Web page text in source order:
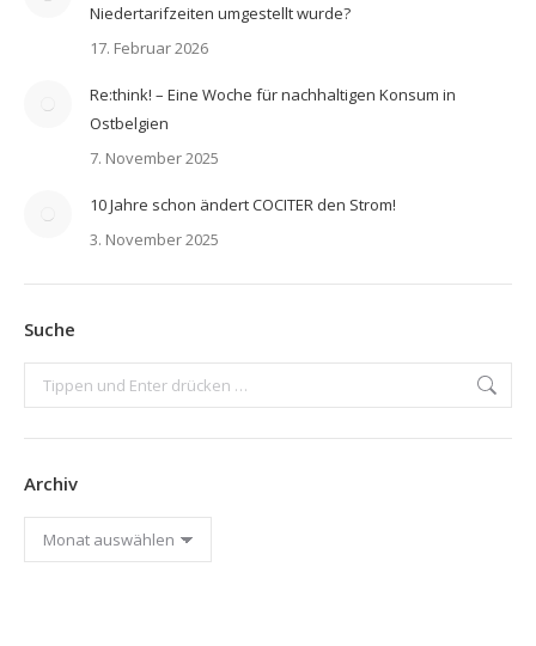
Niedertarifzeiten umgestellt wurde?
17. Februar 2026
Re:think! – Eine Woche für nachhaltigen Konsum in
Ostbelgien
7. November 2025
10 Jahre schon ändert COCITER den Strom!
3. November 2025
Suche
Search:
Archiv
Archiv